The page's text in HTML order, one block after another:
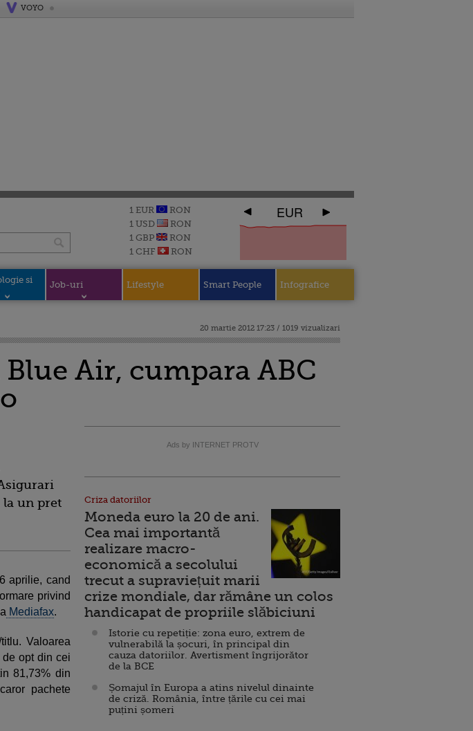
VOYO
1 EUR
RON
1 USD
RON
1 GBP
RON
1 CHF
RON
EUR
si
Job-uri Lifestyle Smart People Infografice
20 martie 2012 17:23 / 1019 vizualizari
Air, cumpara ABC
un pret
aprilie, cand
privind
Mediafax.
Valoarea
opt din cei
81,73% din
pachete
Ads by INTERNET PROTV
Criza datoriilor
Moneda euro la 20 de ani.
Cea mai importantă
realizare macro-
economică a secolului
trecut a supraviețuit marii
crize mondiale, dar rămâne un colos
handicapat de propriile slăbiciuni
Istorie cu repetiție: zona euro, extrem de
vulnerabilă la șocuri, în principal din
cauza datoriilor. Avertisment îngrijorător
de la BCE
Șomajul în Europa a atins nivelul dinainte
de criză. România, între țările cu cei mai
puțini șomeri